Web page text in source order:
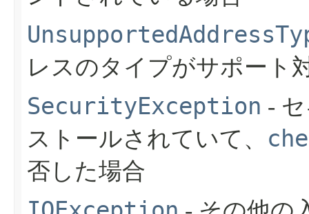
レスのタイプがサポート
SecurityException -
ストールされていて、
否した場合